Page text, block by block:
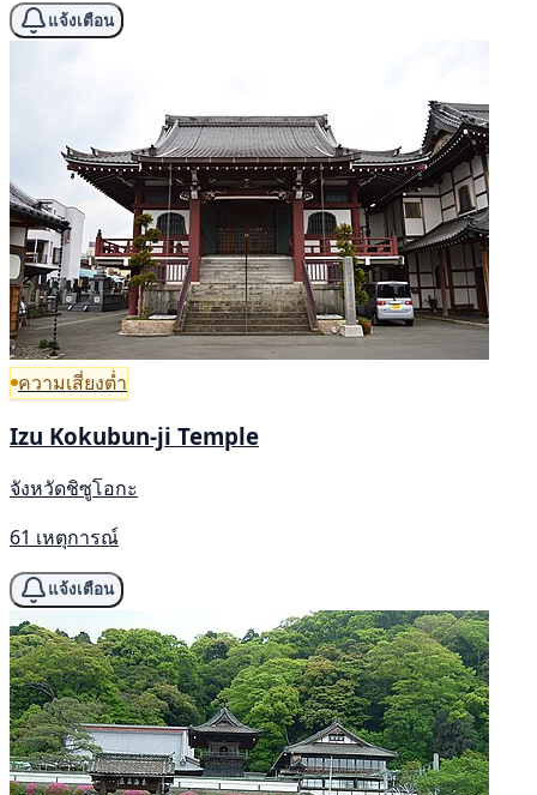
แจ้งเตือน
ความเสี่ยงต่ำ
Izu Kokubun-ji Temple
จังหวัดชิซูโอกะ
61 เหตุการณ์
แจ้งเตือน